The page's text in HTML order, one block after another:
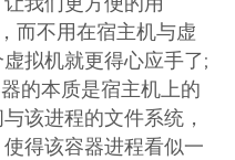
我们更方便的用
而不用在宿主机与虚
拟机就更得心应手了;
的本质是宿主机上的
该进程的文件系统，
得该容器进程看似一